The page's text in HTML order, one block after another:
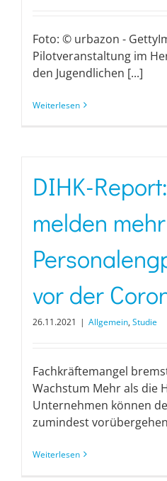
Foto: © urbazon -
Pilotveranstaltung im
den Jugendlichen [...]
Weiterlesen
DIHK-
melden mehr
vor der
26.11.2021 | Allgemein, Studie
Fachkräftemangel
Wachstum Mehr als die
Unternehmen können
zumindest
Weiterlesen